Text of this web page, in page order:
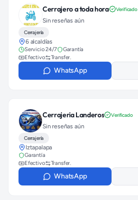
Cerrajero a toda hora Verificado
Sin reseñas aún
Cerrajería
6 alcaldías
Servicio 24/7
Garantía
Efectivo
Transfer.
WhatsApp
Cerrajeria Landeros Verificado
Sin reseñas aún
Cerrajería
Iztapalapa
Garantía
Efectivo
Transfer.
WhatsApp